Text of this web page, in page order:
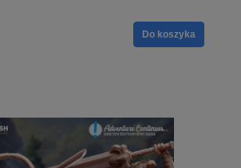
Do koszyka